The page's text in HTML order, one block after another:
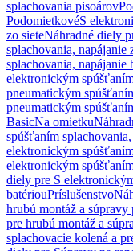
splachovania pisoárov
PodomietkovéS
zo sieteNáhradné diely
splachovania, napájanie
splachovania, napájanie
elektronickým
pneumatickým
pneumatickým
BasicNa omietku
spúšťaním
elektronickým
elektronickým
diely pre S
batériouPríslušenstvo
hrubú montáž a súpravy
pre hrubú montáž a
splachovacie kolená a